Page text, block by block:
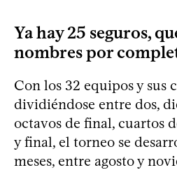
Ya hay 25 seguros,
nombres por
Con los 32 equipos y sus
dividiéndose entre dos,
octavos de final, cuartos
y final, el torneo se
meses, entre agosto y